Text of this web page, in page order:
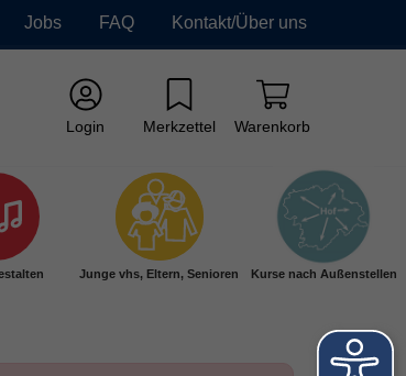
Jobs FAQ Kontakt/Über uns
Login Merkzettel Warenkorb
Junge vhs, Eltern, Senioren Kurse nach Außenstellen